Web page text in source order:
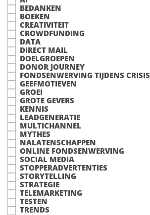
BEDANKEN
BOEKEN
CREATIVITEIT
CROWDFUNDING
DATA
DIRECT MAIL
DOELGROEPEN
DONOR JOURNEY
FONDSENWERVING TIJDENS CRISIS
GEEFMOTIEVEN
GROEI
GROTE GEVERS
KENNIS
LEADGENERATIE
MULTICHANNEL
MYTHES
NALATENSCHAPPEN
ONLINE FONDSENWERVING
SOCIAL MEDIA
STOPPERADVERTENTIES
STORYTELLING
STRATEGIE
TELEMARKETING
TESTEN
TRENDS